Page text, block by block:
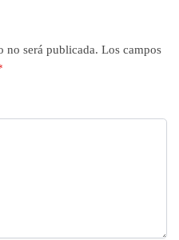
no será publicada. Los campos